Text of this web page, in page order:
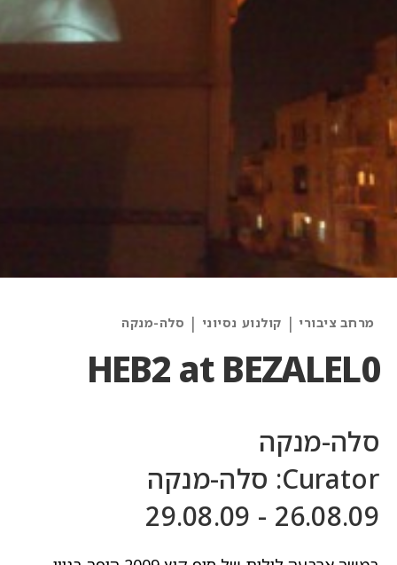
Categories
Artists
מרחב ציבורי | קולנוע נסיוני | סלה-מנקה
HEB2 at BEZALEL0
סלה-מנקה
Curator: סלה-מנקה
26.08.09 - 29.08.09